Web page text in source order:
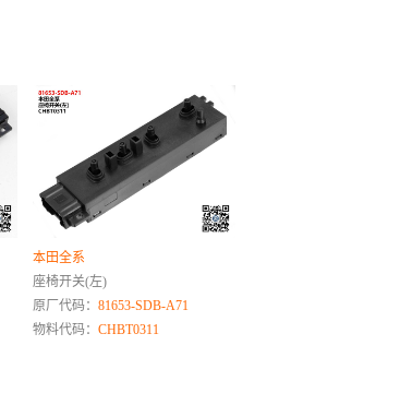
本田全系
座椅开关(左)
原厂代码： 81653-SDB-A71
物料代码： CHBT0311